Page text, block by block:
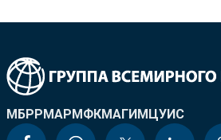
МБРРМАРМФКМАГИМЦУИС